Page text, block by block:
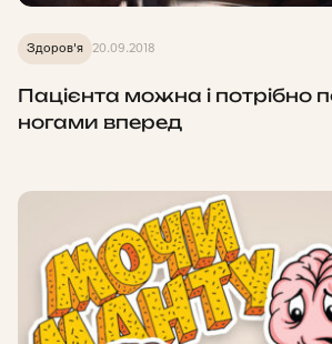
Здоров'я 20.09.2018
Пацієнта можна і потрібно
ногами вперед